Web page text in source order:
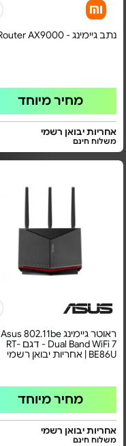
נתב גיימינג - Mi Router AX9000
מחיר מיוחד
אחריות יבואן רשמי
משלוח חינם
ראוטר גיימינג Asus 802.11be
Dual Band WiFi 7 - דגם RT-
BE86U | אחריות יבואן רשמי
מחיר מיוחד
אחריות יבואן רשמי
משלוח חינם